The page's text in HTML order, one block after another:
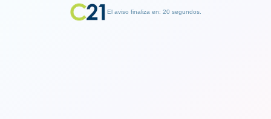
El aviso finaliza en: 19 segundos.